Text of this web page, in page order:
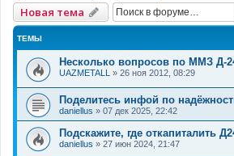
Новая тема
ТЕМЫ
Несколько вопросов по ММЗ Д-
UAZMETALL » 26 ноя 2012, 08:29
Поделитесь инфой по
daniellus » 07 дек 2025, 22:42
Подскажите, где откапиталить
daniellus » 27 июн 2024, 21:47